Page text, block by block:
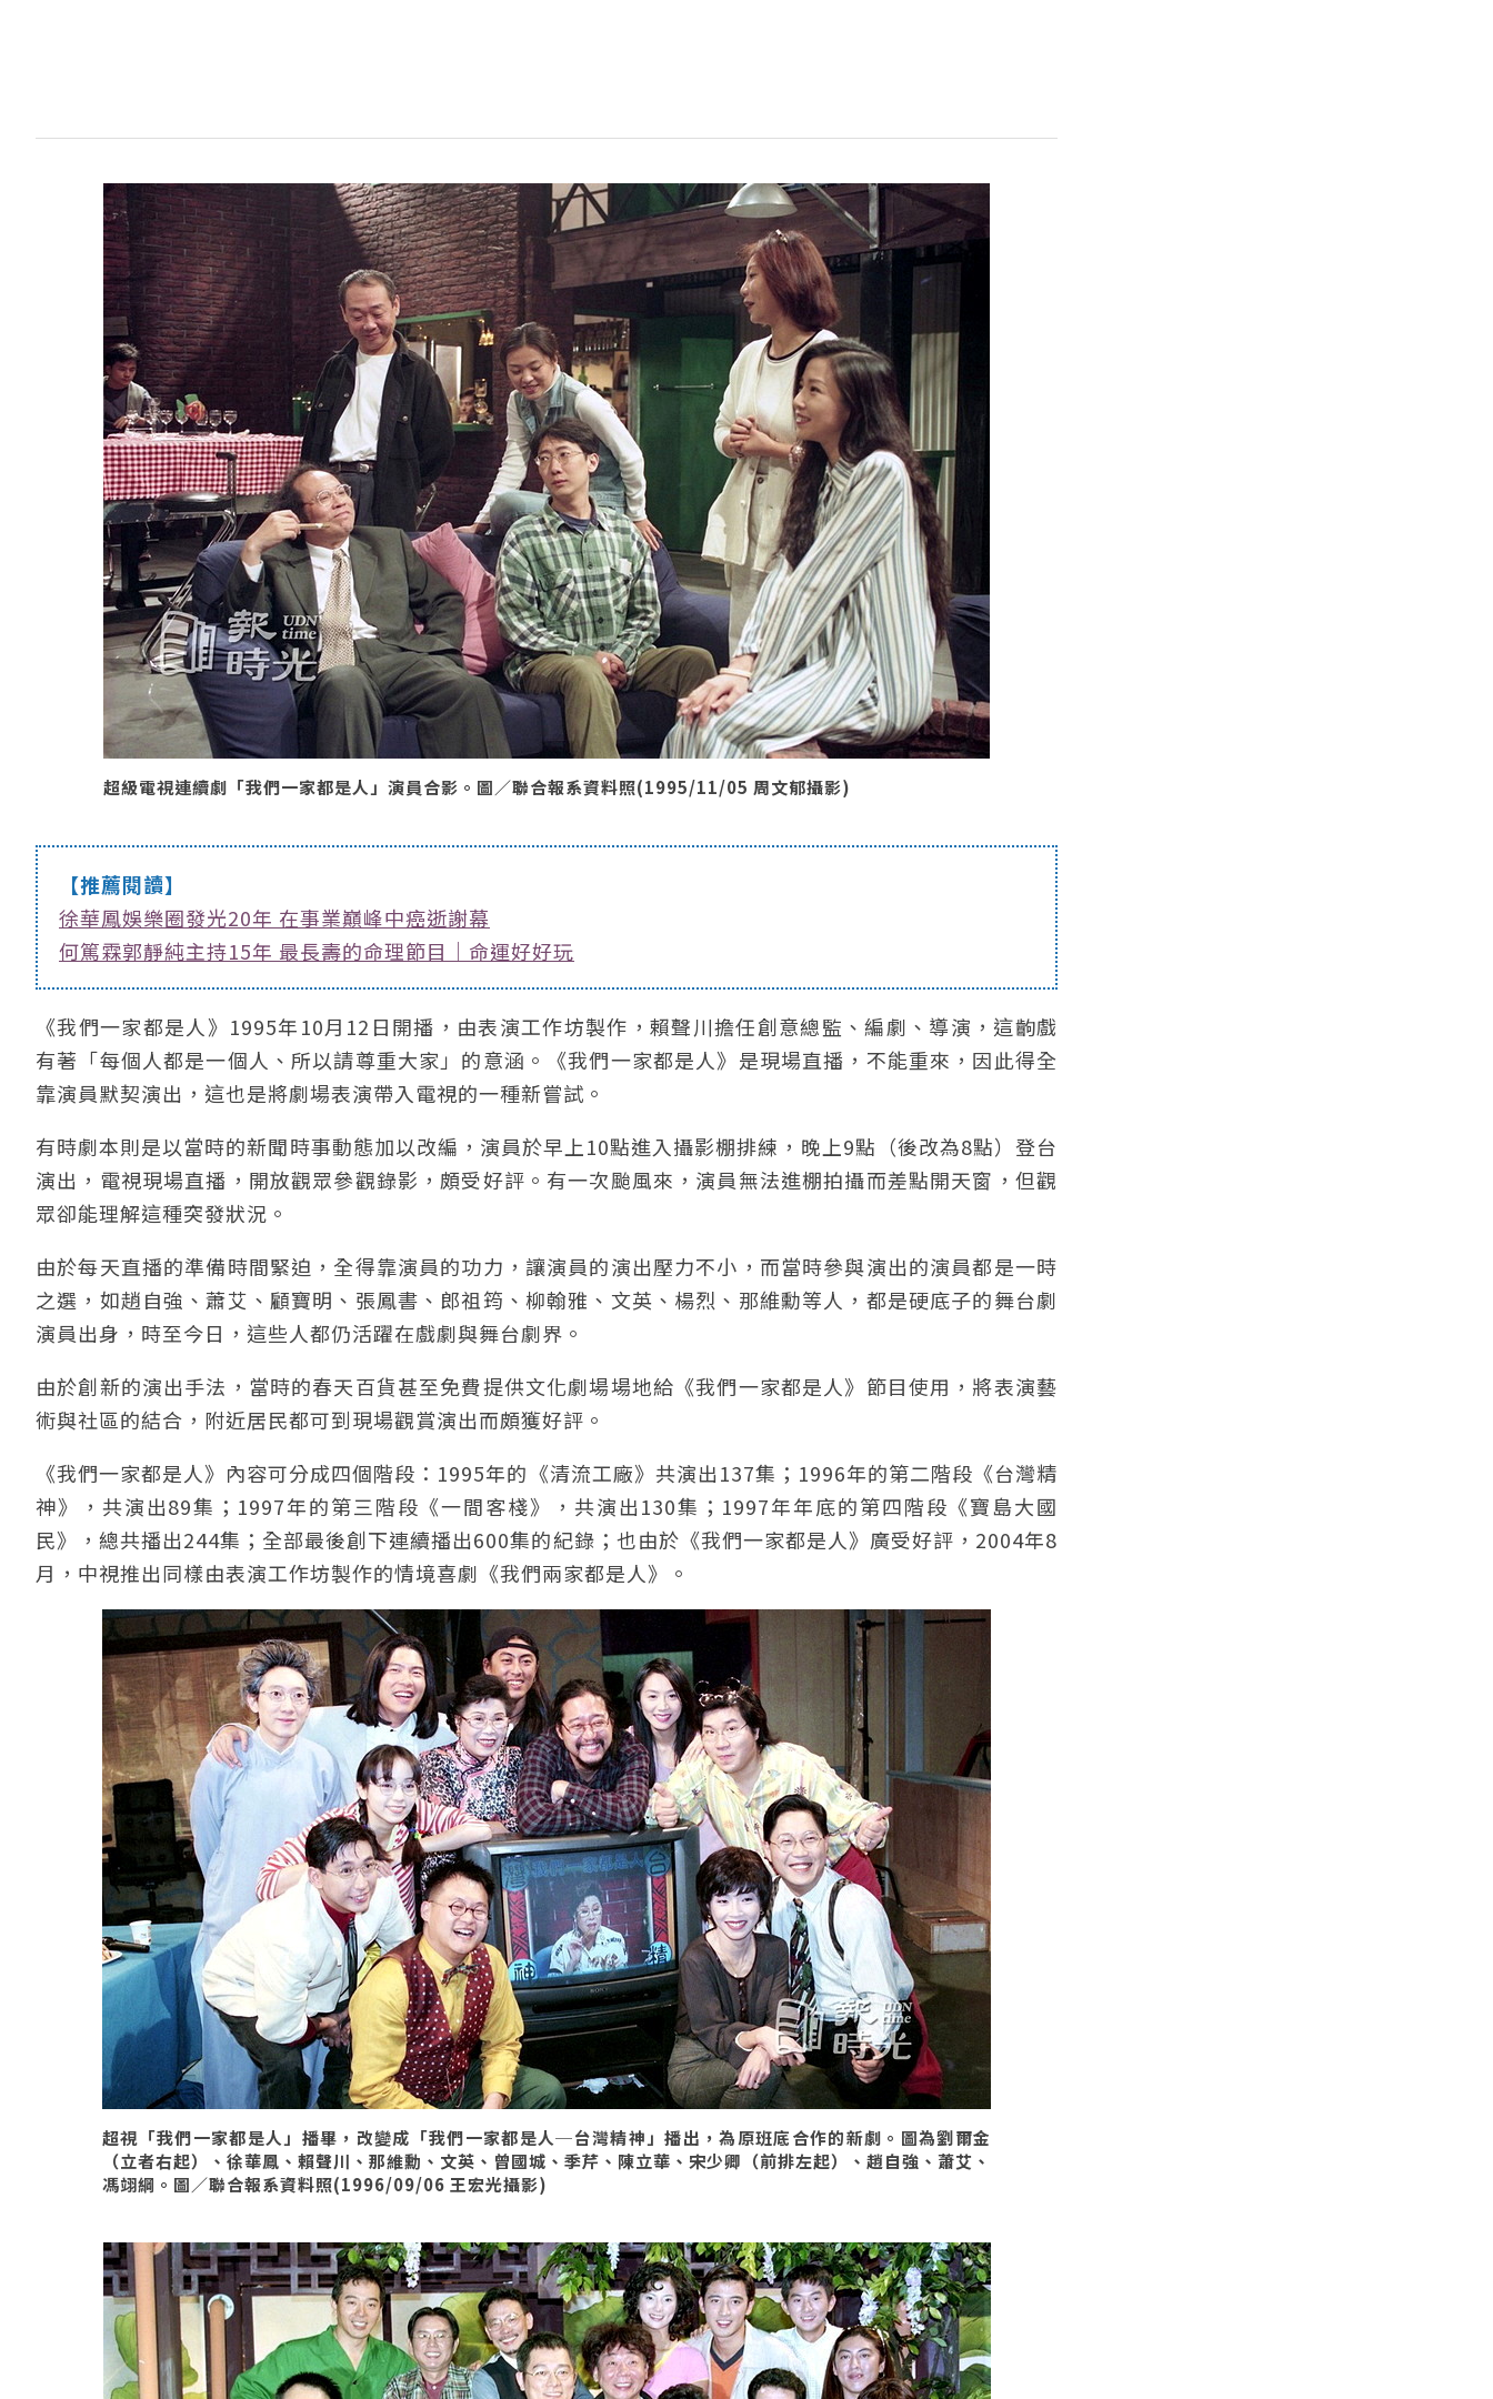
超級電視連續劇「我們一家都是人」演員合影。圖／聯合報系資料照(1995/11/05 周文郁攝影)
【推薦閱讀】
徐華鳳娛樂圈發光20年 在事業巔峰中癌逝謝幕
何篤霖郭靜純主持15年 最長壽的命理節目｜命運好好玩
《我們一家都是人》1995年10月12日開播，由表演工作坊製作，賴聲川擔任創意總監、編劇、導演，這齣戲
有著「每個人都是一個人、所以請尊重大家」的意涵。《我們一家都是人》是現場直播，不能重來，因此得全
靠演員默契演出，這也是將劇場表演帶入電視的一種新嘗試。
有時劇本則是以當時的新聞時事動態加以改編，演員於早上10點進入攝影棚排練，晚上9點（後改為8點）登台
演出，電視現場直播，開放觀眾參觀錄影，頗受好評。有一次颱風來，演員無法進棚拍攝而差點開天窗，但觀
眾卻能理解這種突發狀況。
由於每天直播的準備時間緊迫，全得靠演員的功力，讓演員的演出壓力不小，而當時參與演出的演員都是一時
之選，如趙自強、蕭艾、顧寶明、張鳳書、郎祖筠、柳翰雅、文英、楊烈、那維勳等人，都是硬底子的舞台劇
演員出身，時至今日，這些人都仍活躍在戲劇與舞台劇界。
由於創新的演出手法，當時的春天百貨甚至免費提供文化劇場場地給《我們一家都是人》節目使用，將表演藝
術與社區的結合，附近居民都可到現場觀賞演出而頗獲好評。
《我們一家都是人》內容可分成四個階段：1995年的《清流工廠》共演出137集；1996年的第二階段《台灣精
神》，共演出89集；1997年的第三階段《一間客棧》，共演出130集；1997年年底的第四階段《寶島大國
民》，總共播出244集；全部最後創下連續播出600集的紀錄；也由於《我們一家都是人》廣受好評，2004年8
月，中視推出同樣由表演工作坊製作的情境喜劇《我們兩家都是人》。
超視「我們一家都是人」播畢，改變成「我們一家都是人─台灣精神」播出，為原班底合作的新劇。圖為劉爾金
（立者右起）、徐華鳳、賴聲川、那維勳、文英、曾國城、季芹、陳立華、宋少卿（前排左起）、趙自強、蕭艾、
馮翊綱。圖／聯合報系資料照(1996/09/06 王宏光攝影)